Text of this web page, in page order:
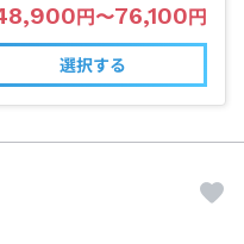
円 〜76,100 円
選択する